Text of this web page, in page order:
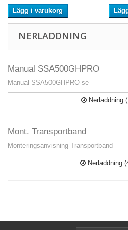
Lägg i varukorg
NERLADDNING
Manual SSA500GHPRO
Manual SSA500GHPRO-se
Nerladdning
Mont. Transportband
Monteringsanvisning Transportband
Nerladdning